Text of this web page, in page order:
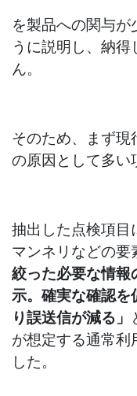
を製品への関与が
うに説明し、納
ん。
そのため、まず
の原因として多い
抽出した点検項目
マンネリなどの要
絞った必要な情報
示。確実な確認を
り誤送信が減る」
が想定する通常利
した。